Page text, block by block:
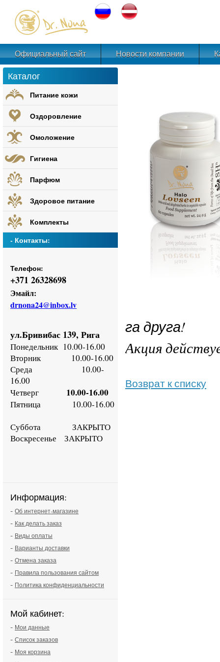
Официальный сайт Новости компании
га друга!
Акция
Возврат к списку
Каталог
Питание кожи
Оздоровление
Омоложение
Гигиена
Парфюм
Здоровое питание
Комплекты
- Контакты:
Телефон:
+371 26328698
Эмайл:
drnona24@inbox.lv
ул.Бривибас 139, Рига
Понедельник 10.00-16.00
Вторник 10.00-16.00
Среда 10.00-
16.00
Четверг 10.00-16.00
Пятница 10.00-16.00
Суббота ЗАКРЫТО
Воскресенье ЗАКРЫТО
Информация:
- Об интернет-магазине
- Как делать заказ
- Виды оплаты
- Варианты доставки
- Отмена заказа
- Правила пользования сайтом
- Политика конфиденциальности
Мой кабинет:
- Мои данные
- Список заказов
- Моя корзина